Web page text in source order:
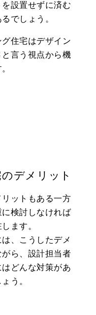
設置せずに済む
でしょう。
住宅はデザイン
言う視点から機
デメリット
ットもある一方
検討しなければ
ます。
、こうしたデメ
ら、設計担当者
どんな対策があ
う。